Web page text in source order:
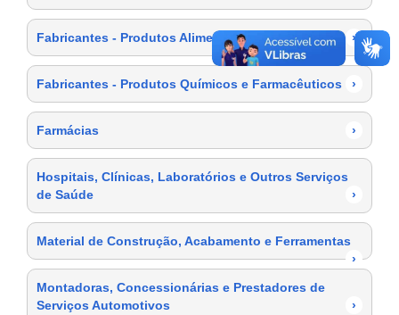
Fabricantes - Produtos Alimentícios ›
Fabricantes - Produtos Químicos e Farmacêuticos ›
Farmácias ›
Hospitais, Clínicas, Laboratórios e Outros Serviços
de Saúde
›
Material de Construção, Acabamento e Ferramentas
›
Montadoras, Concessionárias e Prestadores de
Serviços Automotivos
›